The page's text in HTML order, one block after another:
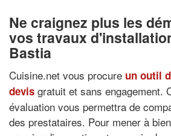
Ne craignez plus les
vos travaux
Bastia
Cuisine.net vous procure un outil
devis gratuit et sans engagement.
évaluation vous permettra de
des prestataires. Pour mener à